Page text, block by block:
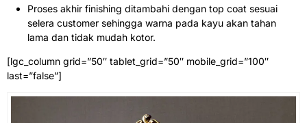
Proses akhir finishing ditambahi dengan top coat sesuai
selera customer sehingga warna pada kayu akan tahan
lama dan tidak mudah kotor.
[lgc_column grid=”50″ tablet_grid=”50″ mobile_grid=”100″
last=”false”]